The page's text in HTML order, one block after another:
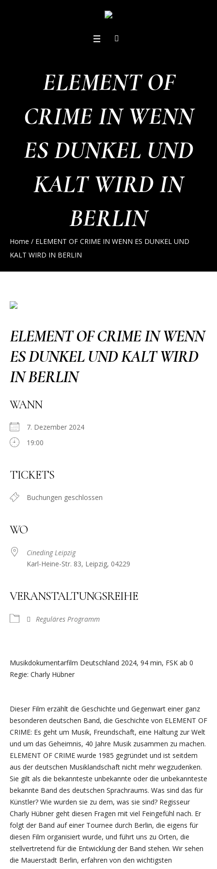
ELEMENT OF
CRIME IN WENN
ES DUNKEL UND
KALT WIRD IN
BERLIN
Home / ELEMENT OF CRIME IN WENN ES DUNKEL UND
KALT WIRD IN BERLIN
ELEMENT OF CRIME IN WENN
ES DUNKEL UND KALT WIRD
IN BERLIN
WANN
7. Dezember 2024
19:00
TICKETS
Buchungen geschlossen
WO
Cineding Leipzig
Karl-Heine-Str. 83, Leipzig, 04229
VERANSTALTUNGSREIHE
Reguläres Programm
Musikdokumentarfilm Deutschland 2024, 94 min, FSK ab 0
Regie: Charly Hübner
Dieser Film erzählt die Geschichte und Gegenwart einer ganz
besonderen deutschen Band, die Geschichte von ELEMENT OF
CRIME: Es geht um Musik, Freundschaft, eine Haltung zur Welt
und um das Geheimnis, 40 Jahre Musik zusammen zu machen.
ELEMENT OF CRIME wurde 1985 gegründet und ist seitdem
aus der deutschen Musiklandschaft nicht mehr wegzudenken.
Sie gilt als die bekannteste unbekannte oder die unbekannteste
bekannte Band des deutschen Sprachraums. Was sind das für
Künstler? Wie wurden sie zu dem, was sie sind? Regisseur
Charly Hübner geht diesen Fragen mit viel Feingefühl nach. Er
folgt der Band auf einer Tournee durch Berlin, die eigens für
diesen Film organisiert wurde, und führt uns zu Orten, die
stellvertretend für die Entwicklung der Band stehen. Wir sehen
die Mauerstadt Berlin, erfahren von den wichtigsten